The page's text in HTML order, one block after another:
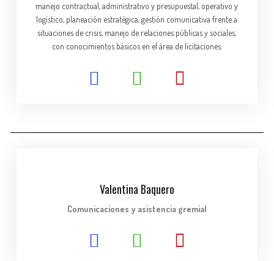
manejo contractual, administrativo y presupuestal, operativo y
logístico, planeación estratégica, gestión comunicativa frente a
situaciones de crisis, manejo de relaciones públicas y sociales,
con conocimientos básicos en el área de licitaciones.
Valentina Baquero
Comunicaciones y asistencia gremial